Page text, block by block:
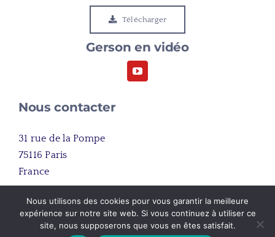
Rejoindre Gerson
Télécharger
Gerson en vidéo
Nous contacter
31 rue de la Pompe
75116 Paris
France
+33 (0)1 45 03 81 00
nous contacter
Nous utilisons des cookies pour vous garantir la meilleure
expérience sur notre site web. Si vous continuez à utiliser ce
site, nous supposerons que vous en êtes satisfait.